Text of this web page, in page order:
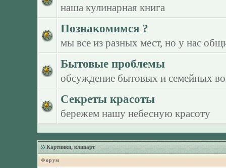
наша кулинарная книга
Познакомимся ?
мы все из разных мест, но у нас
Бытовые проблемы
обсуждение бытовых и семейных
Секреты красоты
бережем нашу небесную красоту
Картинки, клипарт
Форум